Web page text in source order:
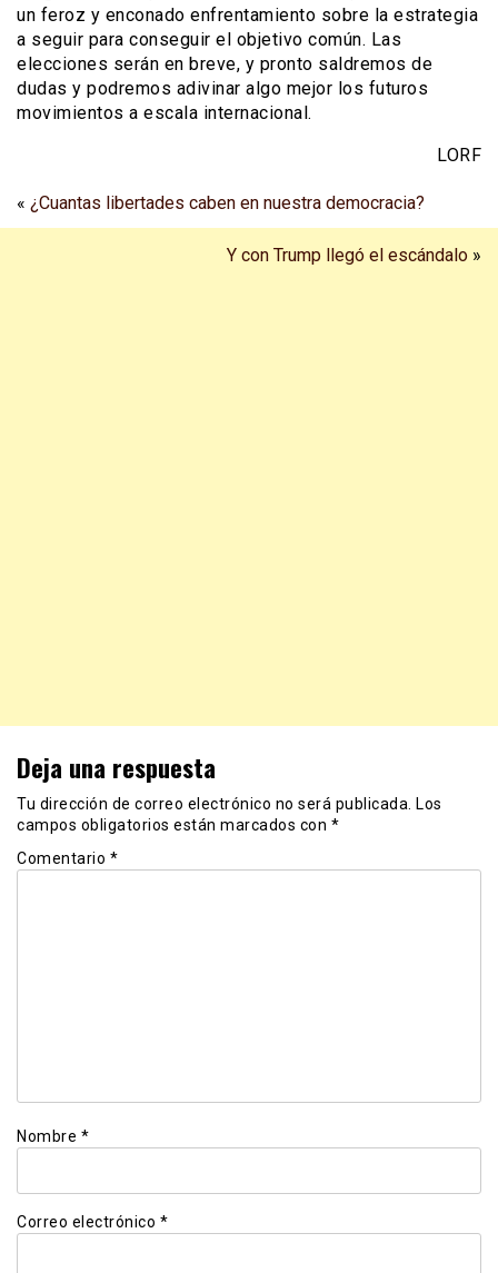
un feroz y enconado enfrentamiento sobre la estrategia
a seguir para conseguir el objetivo común. Las
elecciones serán en breve, y pronto saldremos de
dudas y podremos adivinar algo mejor los futuros
movimientos a escala internacional.
LORF
« ¿Cuantas libertades caben en nuestra democracia?
Y con Trump llegó el escándalo »
Deja una respuesta
Tu dirección de correo electrónico no será publicada.
Los
campos obligatorios están marcados con *
Comentario *
Nombre *
Correo electrónico *